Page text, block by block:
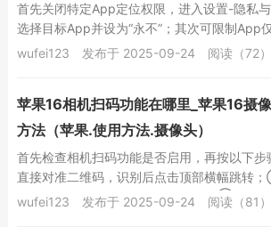
首先关闭特定App定位权限，进入设置-隐私
选择目标App并设为“永不”；其次可限制App
置，选择“使用App期间”选项；最...
wufei123 发布于 2025-09-24 阅读（72）
苹果16相机扫码功能在哪里_苹果16摄
方法（苹果.使用方法.摄像头）
首先检查相机扫码功能是否启用，再按以下
直接对准二维码，识别后点击顶部横幅跳转
扫码器，需先在设置中添加该功能；③使用备
wufei123 发布于 2025-09-24 阅读（81）